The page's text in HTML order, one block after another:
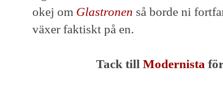
okej om Glastronen så borde ni
växer faktiskt på en.
Tack tillModernista